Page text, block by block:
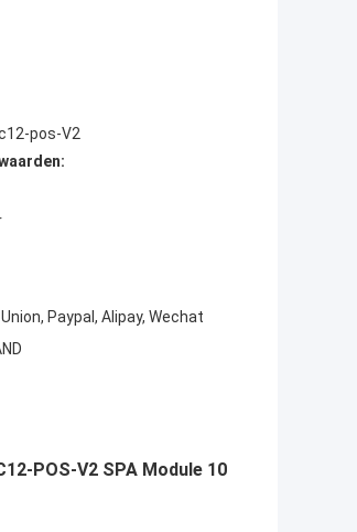
pos-V2
Paypal, Alipay, Wechat
POS-V2 SPA Module 10